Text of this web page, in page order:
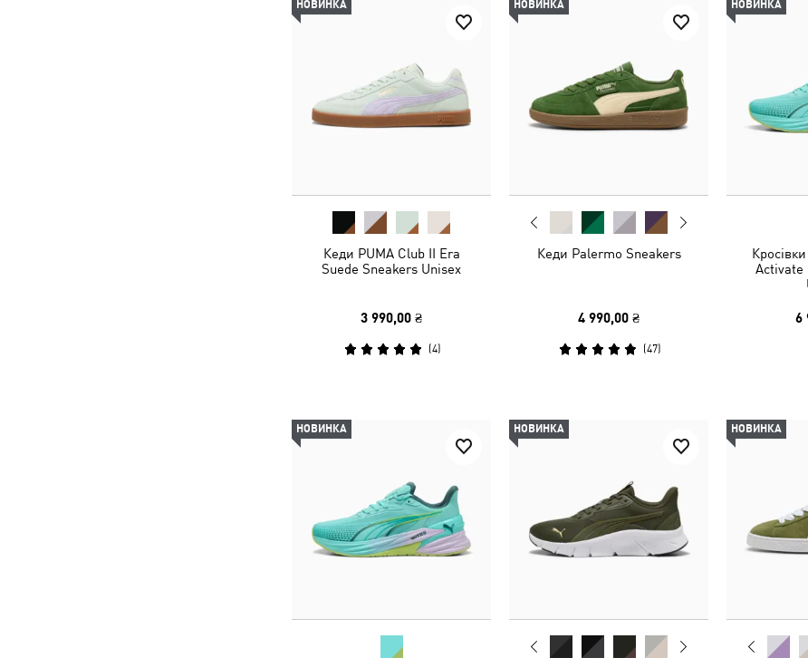
НОВИНКА
Кеди PUMA Club II Era
Suede Sneakers Unisex
3 990,00 ₴
(4)
НОВИНКА
Кеди Palermo Sneakers
4 990,00 ₴
(47)
НОВИНКА
Activate
6
НОВИНКА НОВИНКА НОВИНКА